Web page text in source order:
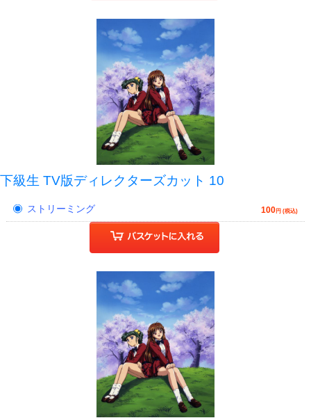
下級生 TV版ディレクターズカット 10
ストリーミング 100円 (税込)